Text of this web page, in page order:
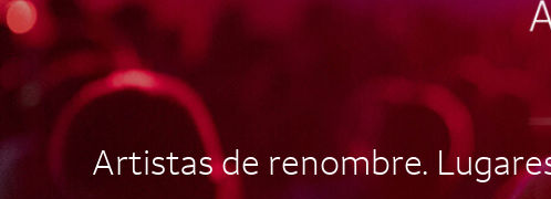
Artistas de renombre.